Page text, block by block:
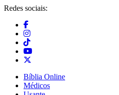
Redes sociais:
Bíblia Online
Médicos